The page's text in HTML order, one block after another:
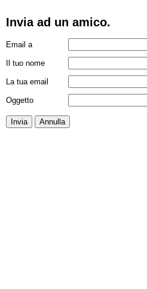
Invia ad un amico.
Email a
Il tuo nome
La tua email
Oggetto
Invia Annulla